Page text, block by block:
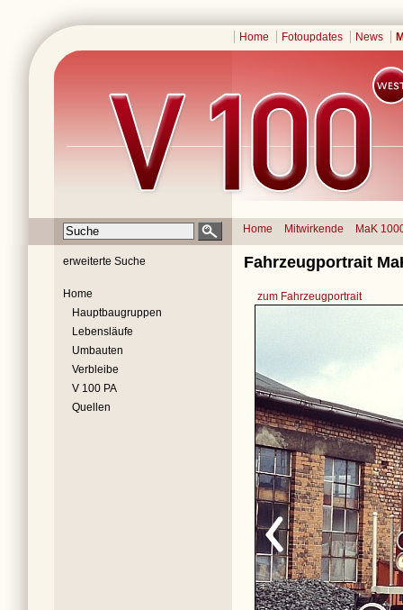
Home Fotoupdates News
Home Mitwirkende MaK
erweiterte Suche
Home
Hauptbaugruppen
Lebensläufe
Umbauten
Verbleibe
V 100 PA
Quellen
Fahrzeugportrait
zum Fahrzeugportrait